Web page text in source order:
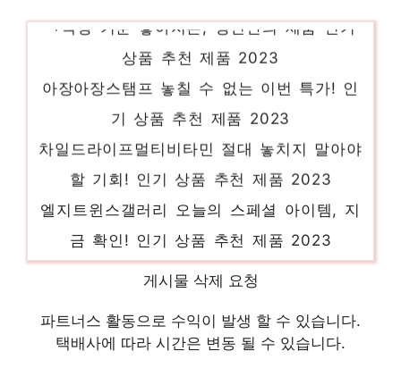
ㄱ책상 기분 좋아지는, 당신만의 제품 인기
상품 추천 제품 2023
아장아장스탬프 놓칠 수 없는 이번 특가! 인
기 상품 추천 제품 2023
차일드라이프멀티비타민 절대 놓치지 말아야
할 기회! 인기 상품 추천 제품 2023
엘지트윈스갤러리 오늘의 스페셜 아이템, 지
금 확인! 인기 상품 추천 제품 2023
nmn영양제 제한된 시간, 무한한 가치 인기
상품 추천 제품 2023
아이윙크부력보조복넥튜브kg 당신만의 특별
한 아이템! 인기 상품 추천 제품 2023
게시물 삭제 요청
파트너스 활동으로 수익이 발생 할 수 있습니다.
택배사에 따라 시간은 변동 될 수 있습니다.